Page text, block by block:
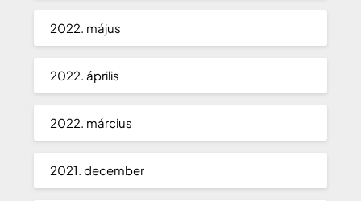
2022. május
2022. április
2022. március
2021. december